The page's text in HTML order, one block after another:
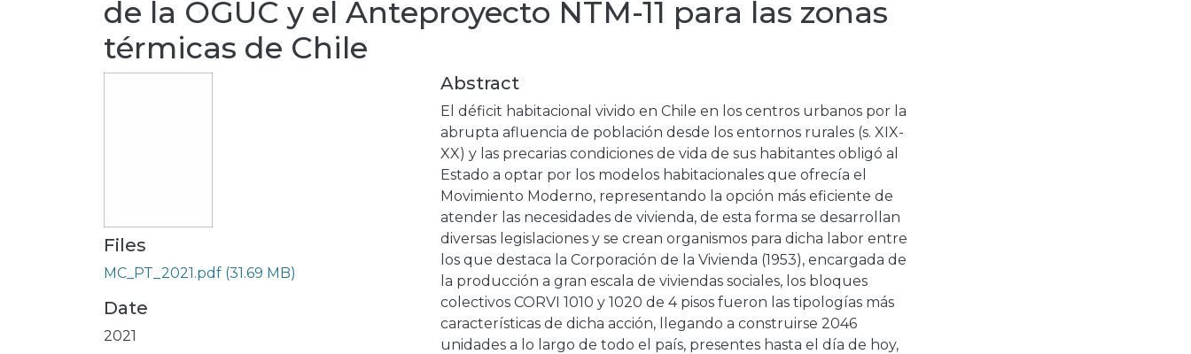
de la OGUC y el Anteproyecto NTM-11 para las zonas
térmicas de Chile
Files
MC_PT_2021.pdf (31.69 MB)
Date
2021
Abstract
El déficit habitacional vivido en Chile en los centros urbanos por la
abrupta afluencia de población desde los entornos rurales (s. XIX-
XX) y las precarias condiciones de vida de sus habitantes obligó al
Estado a optar por los modelos habitacionales que ofrecía el
Movimiento Moderno, representando la opción más eficiente de
atender las necesidades de vivienda, de esta forma se desarrollan
diversas legislaciones y se crean organismos para dicha labor entre
los que destaca la Corporación de la Vivienda (1953), encargada de
la producción a gran escala de viviendas sociales, los bloques
colectivos CORVI 1010 y 1020 de 4 pisos fueron las tipologías más
características de dicha acción, llegando a construirse 2046
unidades a lo largo de todo el país, presentes hasta el día de hoy,